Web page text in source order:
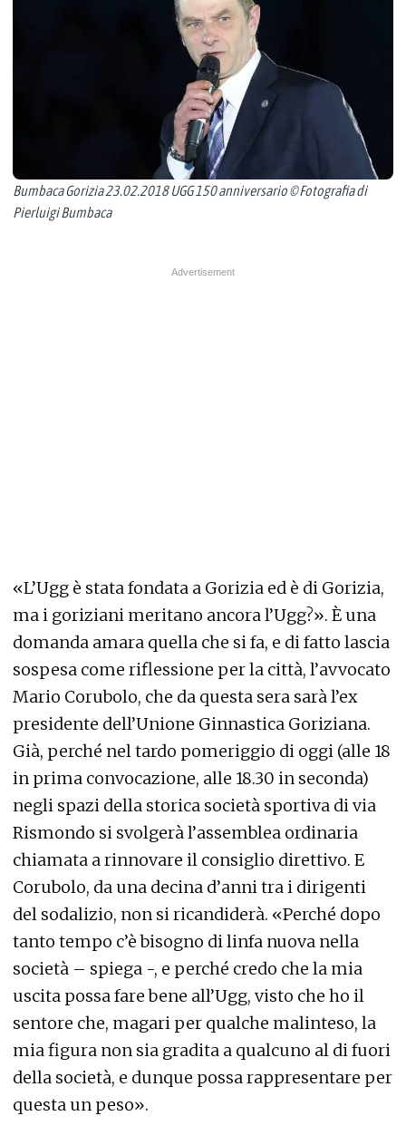
Bumbaca Gorizia 23.02.2018 UGG 150 anniversario © Fotografia di
Pierluigi Bumbaca
«L’Ugg è stata fondata a Gorizia ed è di Gorizia,
ma i goriziani meritano ancora l’Ugg?». È una
domanda amara quella che si fa, e di fatto lascia
sospesa come riflessione per la città, l’avvocato
Mario Corubolo, che da questa sera sarà l’ex
presidente dell’Unione Ginnastica Goriziana.
Già, perché nel tardo pomeriggio di oggi (alle 18
in prima convocazione, alle 18.30 in seconda)
negli spazi della storica società sportiva di via
Rismondo si svolgerà l’assemblea ordinaria
chiamata a rinnovare il consiglio direttivo. E
Corubolo, da una decina d’anni tra i dirigenti
del sodalizio, non si ricandiderà. «Perché dopo
tanto tempo c’è bisogno di linfa nuova nella
società – spiega -, e perché credo che la mia
uscita possa fare bene all’Ugg, visto che ho il
sentore che, magari per qualche malinteso, la
mia figura non sia gradita a qualcuno al di fuori
della società, e dunque possa rappresentare per
questa un peso».